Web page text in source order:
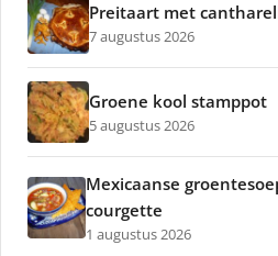
Preitaart met
7 augustus 2026
Groene kool stamppot
5 augustus 2026
Mexicaanse
courgette
1 augustus 2026